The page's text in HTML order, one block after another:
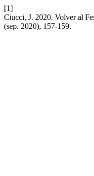
[1]
Ciucci, J. 2020. Volver al
(sep. 2020), 157-159.